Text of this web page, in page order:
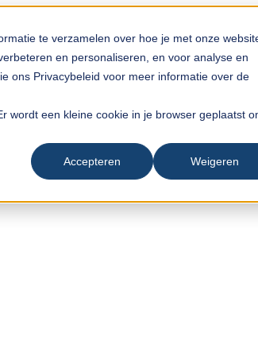
te verzamelen over hoe je met onze
en personaliseren, en voor analyse en
ons Privacybeleid voor meer informatie over de
wordt een kleine cookie in je browser geplaatst
Accepteren Weigeren